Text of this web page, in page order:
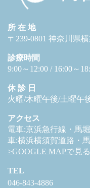
所 在 地
〒239-0801 神奈川県
診療時間
9:00～12:00 / 16:00～
休 診 日
火曜/木曜午後/土曜午
アクセス
電車:京浜急行線・馬
車:横浜横須賀道路・
>GOOGLE MAPで見る
TEL
046-843-4886